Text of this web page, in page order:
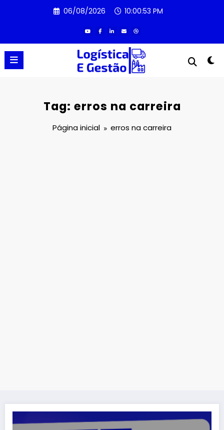
06/08/2026 10:00:53 PM
Tag: erros na carreira
Página inicial erros na carreira